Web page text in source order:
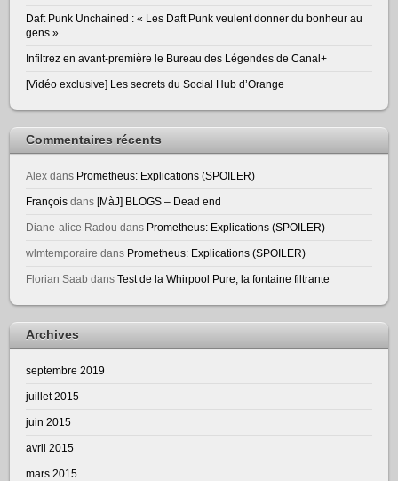
Daft Punk Unchained : « Les Daft Punk veulent donner du bonheur au
gens »
Infiltrez en avant-première le Bureau des Légendes de Canal+
[Vidéo exclusive] Les secrets du Social Hub d’Orange
Commentaires récents
Alex dans Prometheus: Explications (SPOILER)
François dans [MàJ] BLOGS – Dead end
Diane-alice Radou dans Prometheus: Explications (SPOILER)
wlmtemporaire dans Prometheus: Explications (SPOILER)
Florian Saab dansTest de la Whirpool Pure, la fontaine filtrante
Archives
septembre 2019
juillet 2015
juin 2015
avril 2015
mars 2015